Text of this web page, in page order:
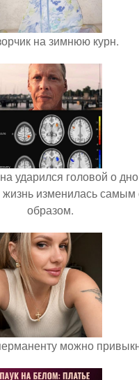
на зимнюю курн.
ударился головой о
жизнь изменилась
образом.
можно